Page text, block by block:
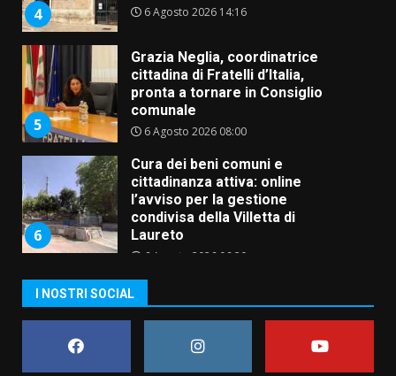
4 6 Agosto 2026 14:16
5
Grazia Neglia, coordinatrice
cittadina di Fratelli d’Italia,
pronta a tornare in Consiglio
comunale
6 Agosto 2026 08:00
6
Cura dei beni comuni e
cittadinanza attiva: online
l’avviso per la gestione
condivisa della Villetta di
Laureto
6 Agosto 2026 06:20
assoluta de “L’Albergo
Belvedere. Il rapimento”
6 Agosto 2026 06:15
I NOSTRI SOCIAL